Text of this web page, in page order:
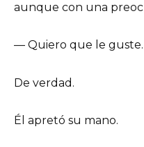
aunque con una
— Quiero que le guste.
De verdad.
Él apretó su mano.